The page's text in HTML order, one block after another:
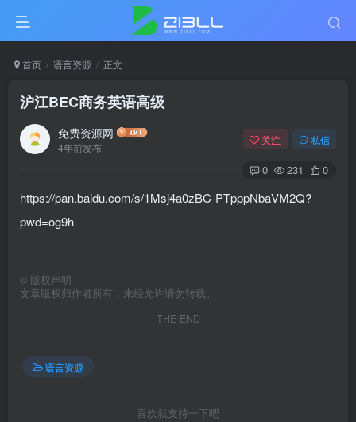
首页 语言资源 正文
沪江BEC商务英语高级
免费资源网
4年前发布
关注 私信
0 231 0
https://pan.baidu.com/s/1Msj4a0zBC-PTpppNbaVM2Q?
pwd=og9h
© 版权声明
文章版权归作者所有，未经允许请勿转载。
THE END
语言资源
喜欢就支持一下吧